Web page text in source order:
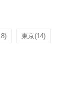
東京(14)